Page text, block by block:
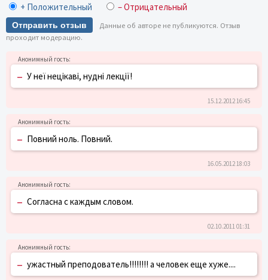
+ Положительный – Отрицательный
Отправить отзыв
Данные об авторе не публикуются. Отзыв
проходит модерацию.
– У неї нецікаві, нудні лекції!
15.12.2012 16:45
– Повний ноль. Повний.
16.05.2012 18:03
– Согласна с каждым словом.
02.10.2011 01:31
– ужастный преподователь!!!!!!!! а человек еще хуже....